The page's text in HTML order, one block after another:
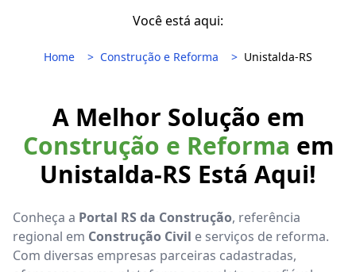
Você está aqui:
Home Construção e Reforma Unistalda-RS
A Melhor Solução em
Construção e Reforma em
Unistalda-RS Está Aqui!
Conheça a Portal RS da Construção, referência
regional em Construção Civil e serviços de reforma.
Com diversas empresas parceiras cadastradas,